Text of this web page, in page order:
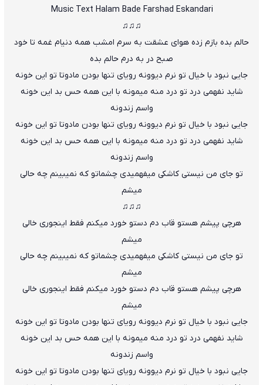
Music Text Halam Bade Farshad Eskandari
♫♫♫
حالم بده بازم زده هوای عشقت به سرم امشب همه دنیام غمه تا خود
صبح در به درم حالم بده
جایی نبود با خیال تو نرم دیوونه رویای تنها بودن مادوتا تو این خونه
شاید نفهمی درد تو درد منه میمونه با این همه حس بد این خونه
واسم زندونه
جایی نبود با خیال تو نرم دیوونه رویای تنها بودن مادوتا تو این خونه
شاید نفهمی درد تو درد منه میمونه با این همه حس بد این خونه
واسم زندونه
تو جای من نیستی کاشکی میفهمیدی چشماتو که نمیبینم چه حالی
میشم
♫♫♫
هرچی پیشم هستو قاب دم دستو خورد میکنم فقط اینجوری خالی
میشم
تو جای من نیستی کاشکی میفهمیدی چشماتو که نمیبینم چه حالی
میشم
هرچی پیشم هستو قاب دم دستو خورد میکنم فقط اینجوری خالی
میشم
جایی نبود با خیال تو نرم دیوونه رویای تنها بودن مادوتا تو این خونه
شاید نفهمی درد تو درد منه میمونه با این همه حس بد این خونه
واسم زندونه
جایی نبود با خیال تو نرم دیوونه رویای تنها بودن مادوتا تو این خونه